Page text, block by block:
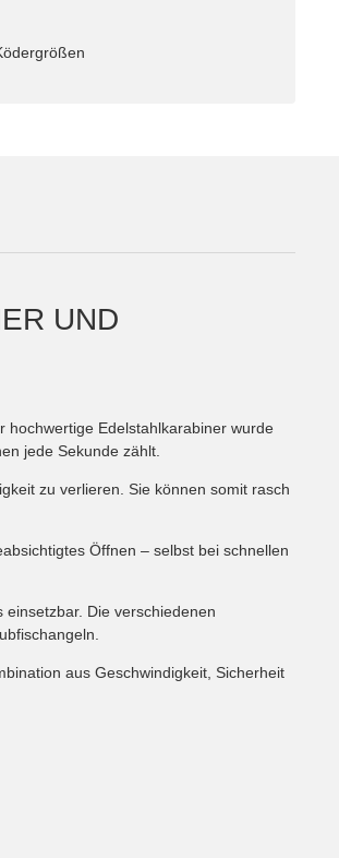
UND V
hochwertige Edelstahlkarabiner wurde
jede Sekunde zählt.
zu verlieren. Sie können somit rasch
Öffnen – selbst bei schnellen
Die verschiedenen
aus Geschwindigkeit, Sicherheit